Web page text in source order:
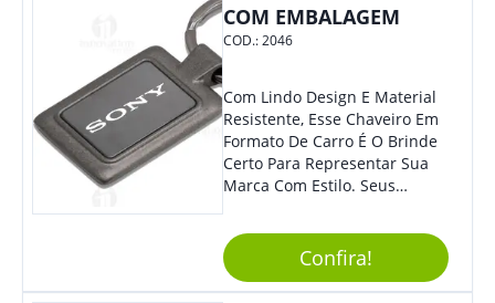
COM EMBALAGEM
COD.:2046
Com Lindo Design E Material
Resistente, Esse Chaveiro Em
Formato De Carro É O Brinde
Certo Para Representar Sua
Marca Com Estilo. Seus
Adorar.
Confira!